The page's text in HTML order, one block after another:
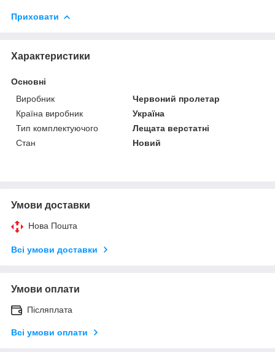
Приховати
Характеристики
Основні
Виробник
Червоний пролетар
Країна виробник
Україна
Тип комплектуючого
Лещата верстатні
Стан
Новий
Умови доставки
Нова Пошта
Всі умови доставки
Умови оплати
Післяплата
Всі умови оплати